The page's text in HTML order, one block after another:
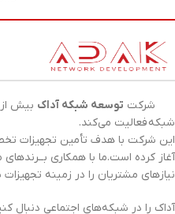
شرکت توسعه شبکه آداک بیش
شبکهفعالیت می‌کند.
این شرکت با هدف تأمین تجهیزات
آغاز کرده است.ما با همکاری
نیازهای مشتریان را در زمینه تجهیزات
آداک را در شبکه‌های اجتماعی دنبال